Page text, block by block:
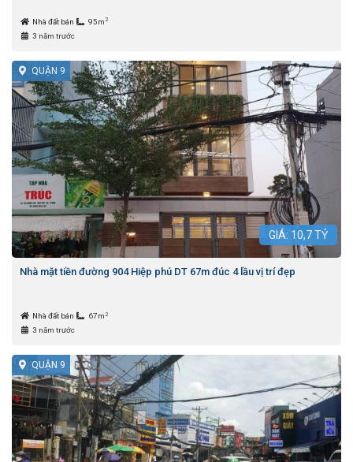
Nhà đất bán 95m 2
3 năm trước
QUẬN 9
GIÁ: 10,7TỶ
Nhà mặt tiền đường 904 Hiệp phú DT 67m đúc 4 lầu vị trí đẹp
Nhà đất bán 67m 2
3 năm trước
QUẬN 9